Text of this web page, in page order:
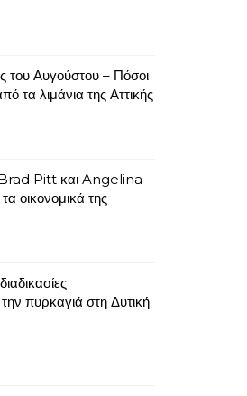
του Αυγούστου – Πόσοι
τα λιμάνια της Αττικής
Brad Pitt και Angelina
οικονομικά της
πυρκαγιά στη Δυτική